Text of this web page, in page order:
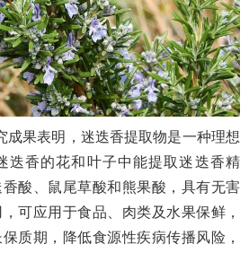
果表明，迷迭香提取物是一种理想
迭香的花和叶子中能提取迷迭香精
酸、鼠尾草酸和熊果酸，具有无害
可应用于食品、肉类及水果保鲜，
质期，降低食源性疾病传播风险，